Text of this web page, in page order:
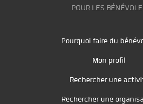
POUR LES
Pourquoi faire du
Mon profil
Rechercher une
Rechercher une